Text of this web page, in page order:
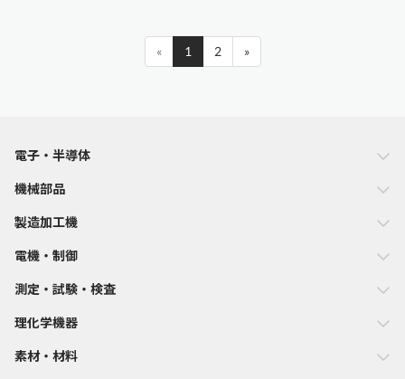
« 1 2 »
電子・半導体
機械部品
製造加工機
電機・制御
測定・試験・検査
理化学機器
素材・材料